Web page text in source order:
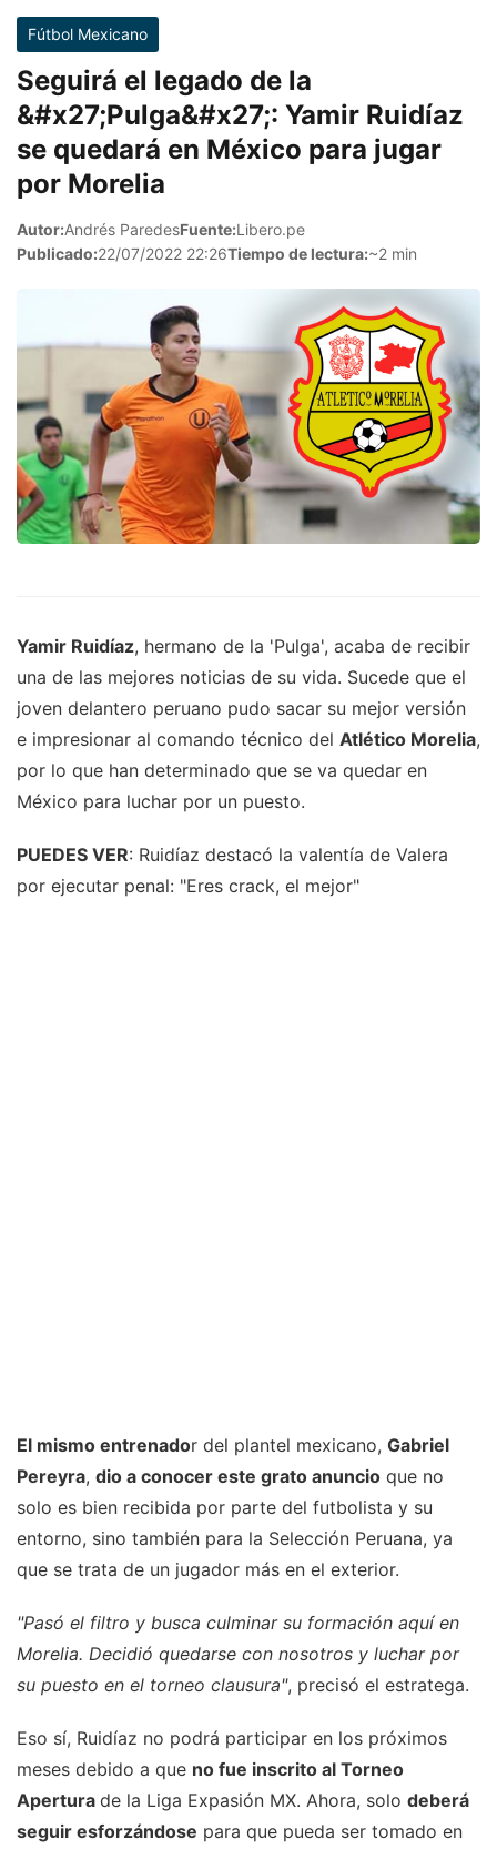
Fútbol Mexicano
Seguirá el legado de la
&#x27;Pulga&#x27;: Yamir Ruidíaz
se quedará en México para jugar
por Morelia
Autor:Andrés ParedesFuente:Libero.pe
Publicado:22/07/2022 22:26Tiempo de lectura:~2 min
Yamir Ruidíaz, hermano de la 'Pulga', acaba de recibir
una de las mejores noticias de su vida. Sucede que el
joven delantero peruano pudo sacar su mejor versión
e impresionar al comando técnico del Atlético Morelia,
por lo que han determinado que se va quedar en
México para luchar por un puesto.
PUEDES VER: Ruidíaz destacó la valentía de Valera
por ejecutar penal: "Eres crack, el mejor"
El mismo entrenador del plantel mexicano, Gabriel
Pereyra, dio a conocer este grato anuncio que no
solo es bien recibida por parte del futbolista y su
entorno, sino también para la Selección Peruana, ya
que se trata de un jugador más en el exterior.
"Pasó el filtro y busca culminar su formación aquí en
Morelia. Decidió quedarse con nosotros y luchar por
su puesto en el torneo clausura", precisó el estratega.
Eso sí, Ruidíaz no podrá participar en los próximos
meses debido a que no fue inscrito al Torneo
Apertura de la Liga Expasión MX. Ahora, solo deberá
seguir esforzándose para que pueda ser tomado en